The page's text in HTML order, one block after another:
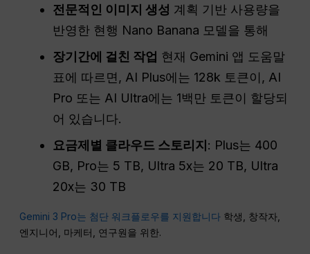
전문적인 이미지 생성 계획 기반 사용량을
반영한 현행 Nano Banana 모델을 통해
장기간에 걸친 작업 현재 Gemini 앱 도움말
표에 따르면, AI Plus에는 128k 토큰이, AI
Pro 또는 AI Ultra에는 1백만 토큰이 할당되
어 있습니다.
요금제별 클라우드 스토리지 : Plus는 400
GB, Pro는 5 TB, Ultra 5x는 20 TB, Ultra
20x는 30 TB
Gemini 3 Pro는 첨단 워크플로우를 지원합니다 학생, 창작자,
엔지니어, 마케터, 연구원을 위한.